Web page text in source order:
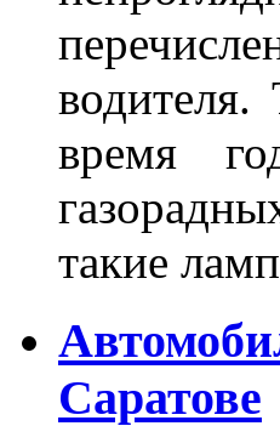
водителя.
время
такие
Саратове